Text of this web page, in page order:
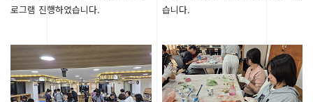
로그램 진행하였습니다.
습니다.